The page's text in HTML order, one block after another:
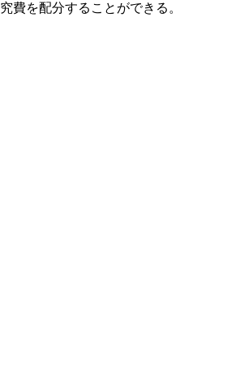
を配分することができる。